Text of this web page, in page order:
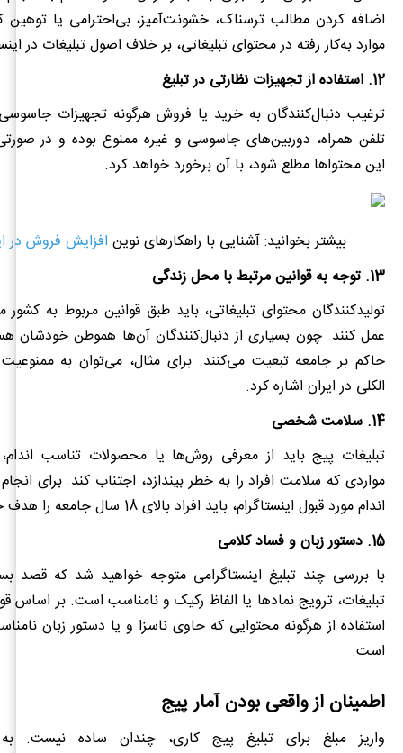
اضافه کردن مطالب ترسناک، خشونت‌آمیز، بی‌احترامی یا توهین
موارد به‌کار رفته در محتوای تبلیغاتی، بر خلاف اصول تبلیغات در
12. استفاده از تجهیزات نظارتی در تبلیغ
ترغیب دنبال‌کنندگان به خرید یا فروش هرگونه تجهیزات
تلفن‌ همراه، دوربین‌های جاسوسی و غیره ممنوع بوده و در
این محتواها مطلع شود، با آن برخورد خواهد کرد.
بیشتر بخوانید: آشنایی با راهکارهای نوین افزایش فروش در
13. توجه به قوانین مرتبط با محل زندگی
تولیدکنندگان محتوای تبلیغاتی، باید طبق قوانین مربوط به
عمل کنند. چون بسیاری از دنبال‌کنندگان آن‌ها هموطن خودشان
حاکم بر جامعه تبعیت می‌کنند. برای مثال، می‌توان به
الکلی در ایران اشاره کرد.
14. سلامت شخصی
تبلیغات پیج باید از معرفی روش‌ها یا محصولات تناسب
مواردی که سلامت افراد را به خطر بیندازد، اجتناب کند. برای
اندام مورد قبول اینستاگرام، باید افراد بالای 18 سال جامعه را هدف خود قرار دهید.
15. دستور زبان و فساد کلامی
با بررسی چند تبلیغ اینستاگرامی متوجه خواهید شد که قصد
تبلیغات، ترویج نمادها یا الفاظ رکیک و نامناسب است. بر اساس
استفاده از هرگونه محتوایی که حاوی ناسزا و یا دستور زبان
است.
اطمینان از واقعی بودن آمار پیج
واریز مبلغ برای تبلیغ پیج کاری، چندان ساده نیست.